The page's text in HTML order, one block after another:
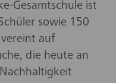
Gesamtschule ist
sowie 150
auf
die heute an